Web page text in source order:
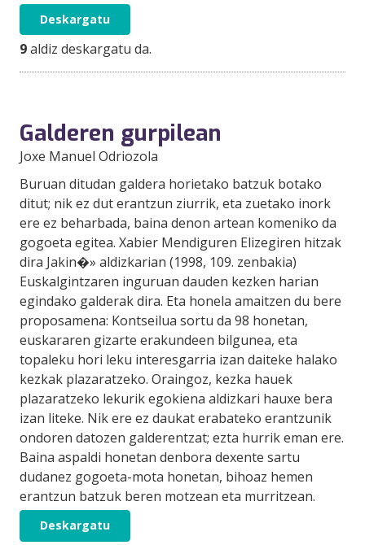
Deskargatu
9aldiz deskargatu da.
Galderen gurpilean
Joxe Manuel Odriozola
Buruan ditudan galdera horietako batzuk botako
ditut; nik ez dut erantzun ziurrik, eta zuetako inork
ere ez beharbada, baina denon artean komeniko da
gogoeta egitea. Xabier Mendiguren Elizegiren hitzak
dira Jakin�» aldizkarian (1998, 109. zenbakia)
Euskalgintzaren inguruan dauden kezken harian
egindako galderak dira. Eta honela amaitzen du bere
proposamena: Kontseilua sortu da 98 honetan,
euskararen gizarte erakundeen bilgunea, eta
topaleku hori leku interesgarria izan daiteke halako
kezkak plazaratzeko. Oraingoz, kezka hauek
plazaratzeko lekurik egokiena aldizkari hauxe bera
izan liteke. Nik ere ez daukat erabateko erantzunik
ondoren datozen galderentzat; ezta hurrik eman ere.
Baina aspaldi honetan denbora dexente sartu
dudanez gogoeta-mota honetan, bihoaz hemen
erantzun batzuk beren motzean eta murritzean.
Deskargatu